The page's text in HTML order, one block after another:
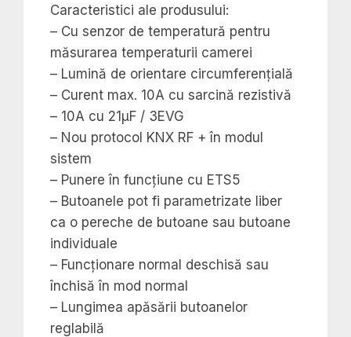
Caracteristici ale produsului:
– Cu senzor de temperatură pentru
măsurarea temperaturii camerei
– Lumină de orientare circumferențială
– Curent max. 10A cu sarcină rezistivă
– 10A cu 21µF / 3EVG
– Nou protocol KNX RF + în modul
sistem
– Punere în funcțiune cu ETS5
– Butoanele pot fi parametrizate liber
ca o pereche de butoane sau butoane
individuale
– Funcționare normal deschisă sau
închisă în mod normal
– Lungimea apăsării butoanelor
reglabilă